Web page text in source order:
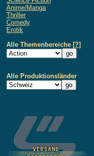
Anime/Manga
Thriller
Comedy
Erotik
Alle Themenbereiche [?]
Alle Produktionsländer